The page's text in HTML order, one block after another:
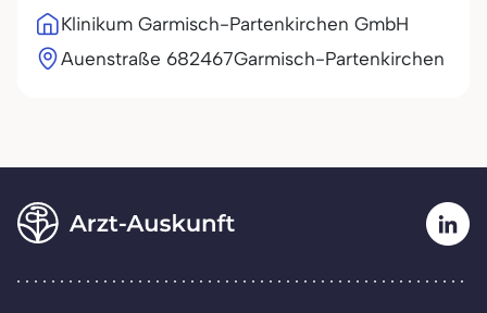
Klinikum Garmisch-Partenkirchen GmbH
Auenstraße 682467Garmisch-Partenkirchen